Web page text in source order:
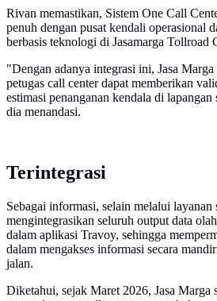
Rivan memastikan, Sistem One Call
penuh dengan pusat kendali operasional
berbasis teknologi di Jasamarga Tollroad
"Dengan adanya integrasi ini, Jasa Marga
petugas call center dapat memberikan
estimasi penanganan kendala di lapangan
dia menandasi.
Terintegrasi
Sebagai informasi, selain melalui layanan
mengintegrasikan seluruh output data
dalam aplikasi Travoy, sehingga
dalam mengakses informasi secara
jalan.
Diketahui, sejak Maret 2026, Jasa Marga